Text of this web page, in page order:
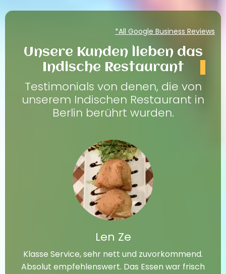
*All Google Business Reviews
Unsere Kunden lieben das
Indische Restaurant
Testimonials von denen, die von
unserem Indischen Restaurant in
Berlin berührt wurden.
Len Ze
Klasse Service, sehr nett und zuvorkommend.
Absolut empfehlenswert. Das Essen war frisch